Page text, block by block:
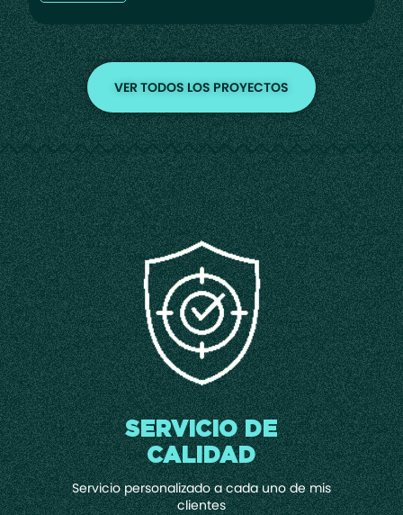
VER TODOS LOS PROYECTOS
SERVICIO DE
CALIDAD
Servicio personalizado a cada uno de mis
clientes